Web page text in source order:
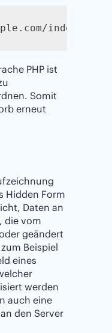
PHP ist
Somit
erneut
Hidden Form
Daten an
die vom
geändert
Beispiel
eines
werden
auch eine
den Server